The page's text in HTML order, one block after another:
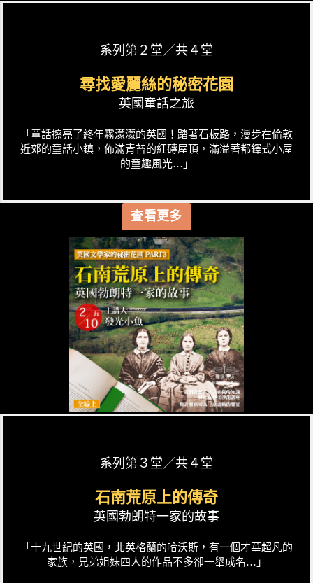
系列第２堂／共４堂
尋找愛麗絲的秘密花園
英國童話之旅
「童話擦亮了終年霧濛濛的英國！踏著石板路，漫步在倫敦
近郊的童話小鎮，佈滿青苔的紅磚屋頂，滿溢著都鐸式小屋
的童趣風光…」
查看更多
系列第３堂／共４堂
石南荒原上的傳奇
英國勃朗特一家的故事
「十九世紀的英國，北英格蘭的哈沃斯，有一個才華超凡的
家族，兄弟姐妹四人的作品不多卻一舉成名…」